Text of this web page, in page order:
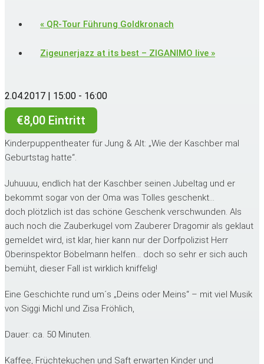
« QR-Tour Führung Goldkronach
Zigeunerjazz at its best – ZIGANIMO live »
2.04.2017 | 15:00 - 16:00
€8,00 Eintritt
Kinderpuppentheater für Jung & Alt: „Wie der Kaschber mal
Geburtstag hatte“.
Juhuuuu, endlich hat der Kaschber seinen Jubeltag und er
bekommt sogar von der Oma was Tolles geschenkt…
doch plötzlich ist das schöne Geschenk verschwunden. Als
auch noch die Zauberkugel vom Zauberer Dragomir als geklaut
gemeldet wird, ist klar, hier kann nur der Dorfpolizist Herr
Oberinspektor Böbelmann helfen… doch so sehr er sich auch
bemüht, dieser Fall ist wirklich kniffelig!
Eine Geschichte rund um´s „Deins oder Meins“ – mit viel Musik
von Siggi Michl und Zisa Fröhlich,
Dauer: ca. 50 Minuten.
Kaffee, Früchtekuchen und Saft erwarten Kinder und